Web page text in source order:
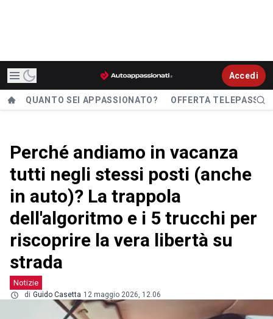
Accedi
QUANTO SEI APPASSIONATO? OFFERTA TELEPASS
Perché andiamo in vacanza
tutti negli stessi posti (anche
in auto)? La trappola
dell'algoritmo e i 5 trucchi per
riscoprire la vera libertà su
strada
Notizie
di Guido Casetta 12 maggio 2026, 12.06